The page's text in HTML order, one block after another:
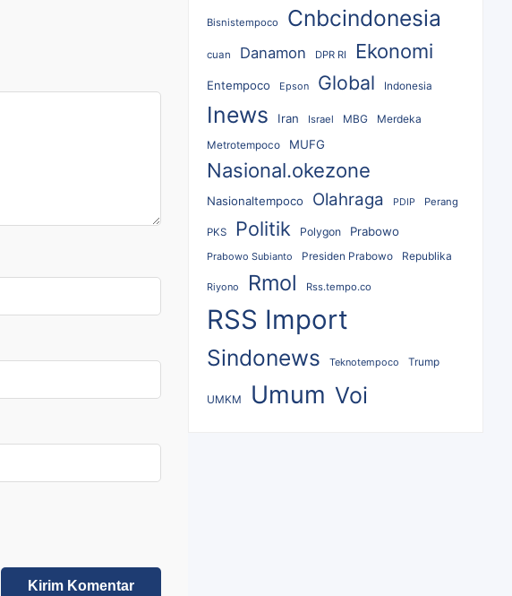
Bisnistempoco Cnbcindonesia
cuan Danamon DPR RI Ekonomi
Entempoco Epson Global Indonesia
Inews Iran Israel MBG Merdeka
Metrotempoco MUFG
Nasional.okezone
Nasionaltempoco Olahraga PDIP Perang
PKS Politik Polygon Prabowo
Prabowo Subianto Presiden Prabowo Republika
Riyono Rmol Rss.tempo.co
RSS Import
Sindonews Teknotempoco Trump
UMKM Umum Voi